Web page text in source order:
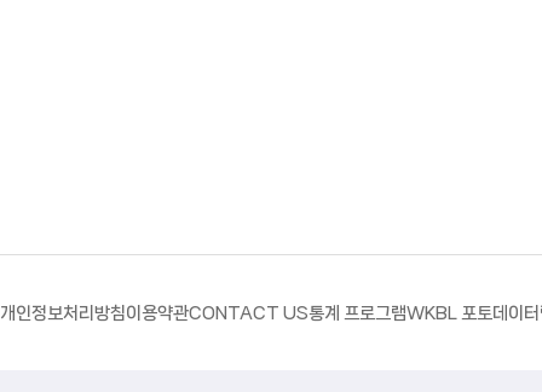
개인정보처리방침이용약관CONTACT US통계 프로그램WKBL 포토데이